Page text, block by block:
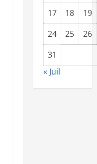
17
18
19
24
25
26
31
« Juil